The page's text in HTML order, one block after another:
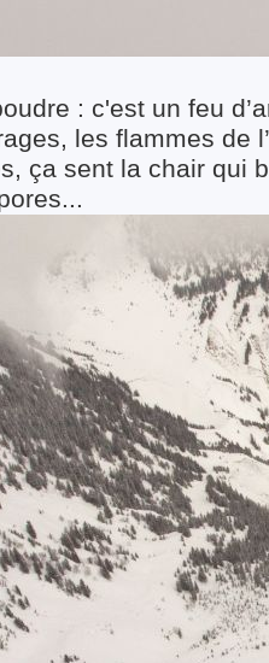
: c'est un feu
les flammes de
ça sent la chair qui